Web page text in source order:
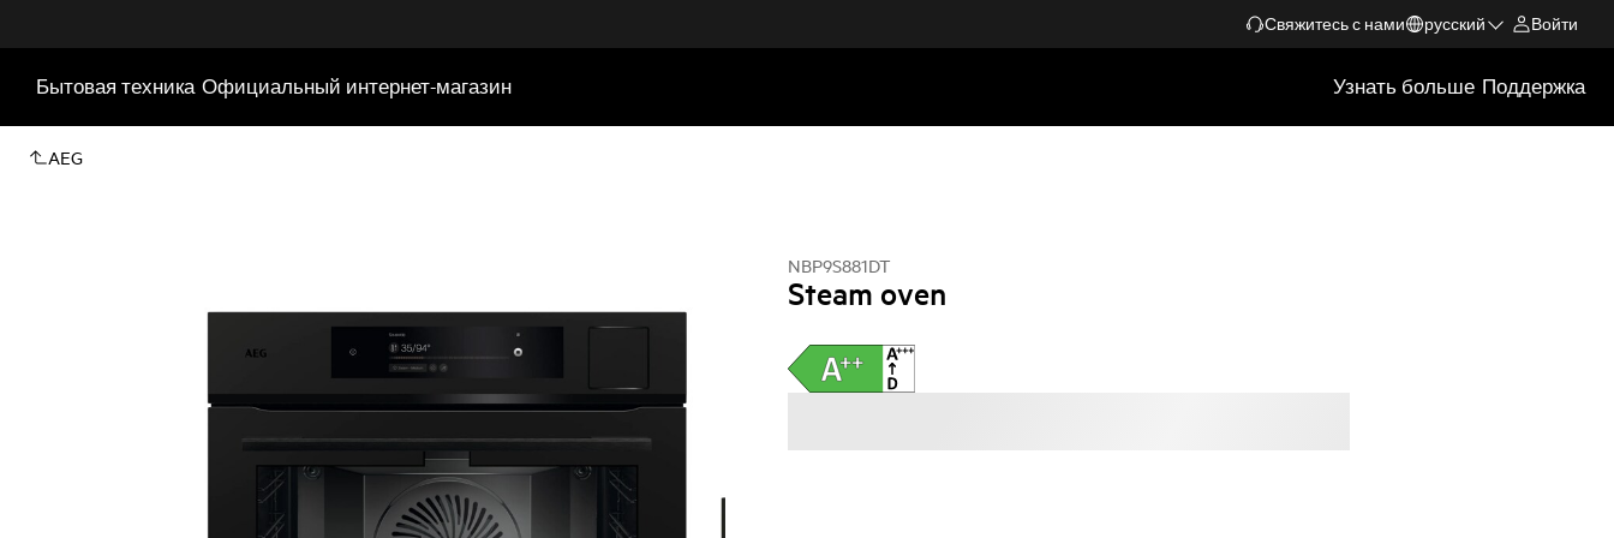
Свяжитесь с нами русский Войти
Бытовая техника Официальный интернет-магазин Узнать больше Поддержка
AEG
NBP9S881DT
Steam oven